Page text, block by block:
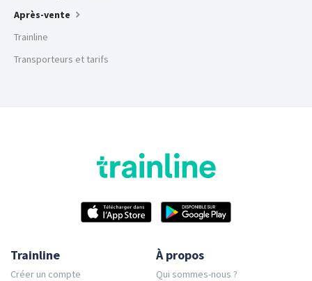
Après-vente
Trainline
Transporteurs et tarifs
Trainline
Créer un compte
À propos
Qui sommes-nous ?